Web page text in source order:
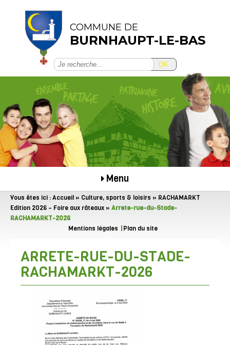
COMMUNE DE
BURNHAUPT-LE-BAS
OK
Menu
Vous êtes ici :Accueil » Culture, sports & loisirs » RACHAMARKT
Edition 2026 – Foire aux râteaux » Arrete-rue-du-Stade-
RACHAMARKT-2026
Mentions légales
Plan du site
ARRETE-RUE-DU-STADE-
RACHAMARKT-2026